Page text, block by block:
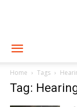
Home Tags
Tag: